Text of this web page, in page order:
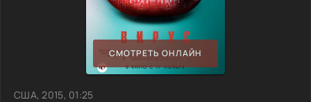
СМОТРЕТЬ ОНЛАЙН
США, 2015, 01:25